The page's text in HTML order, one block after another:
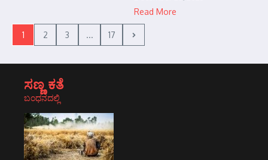
Read More
1 2 3 ... 17
ಸಣ್ಣ ಕತೆ
ಬಂಧನದಲ್ಲಿ